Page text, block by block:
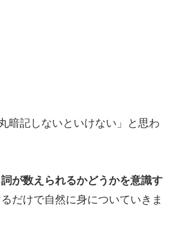
暗記しないといけない」と思わ
詞が数えられるかどうかを意識す
だけで自然に身についていきま